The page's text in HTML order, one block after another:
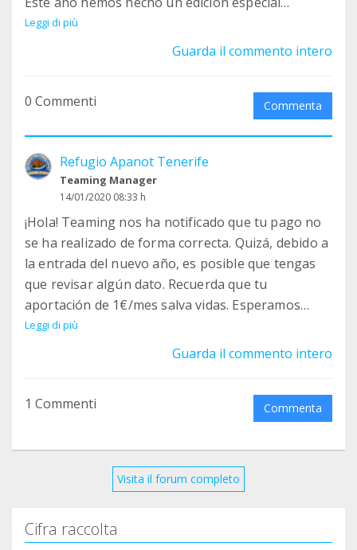
dedicada a nuestros felinos ya que este 2023 ha
sido bastante duro para todos, aún así podrás
del año.
PACK ambos formatos 15€
En cuanto tengamos más puntos a la venta, los
¡¡Corre que vuelan, son unidades limitadas!!
Leggi di più
Guarda il commento intero
0 Commenti Commenta
Refugio Apanot Tenerife
Teaming Manager
14/01/2020 08:33 h
¡Hola! Teaming nos ha notificado que tu pago no
se ha realizado de forma correcta. Quizá, debido a
la entrada del nuevo año, es posible que tengas
que revisar algún dato. Recuerda que tu
aportación de 1€/mes salva vidas. Esperamos
seguir contando contigo en este proyecto.
Síguenos en Facebook e Instagram para ver todas
Leggi di più
Guarda il commento intero
1 Commenti Commenta
Visita il forum completo
Cifra raccolta